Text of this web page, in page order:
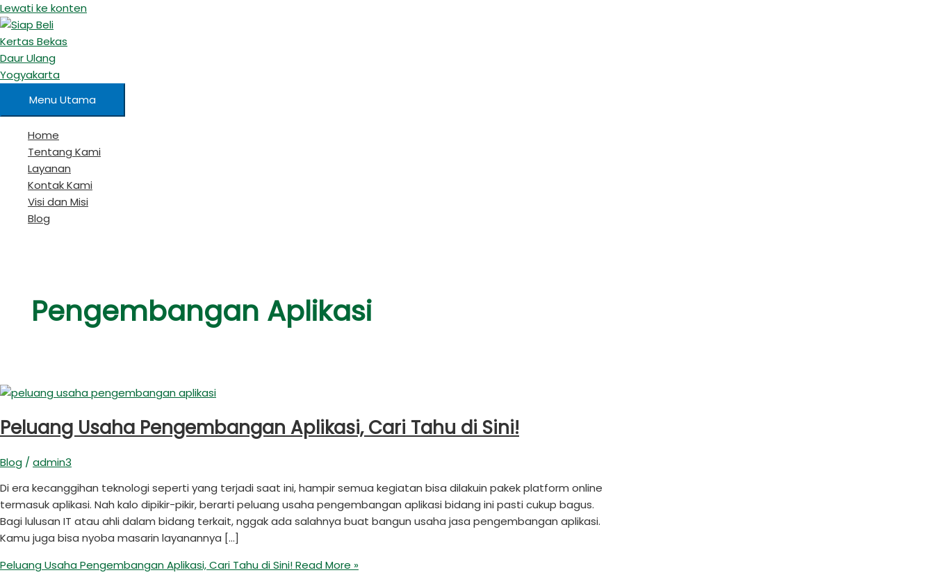
Lewati ke konten
Menu Utama
Home
Tentang Kami
Layanan
Kontak Kami
Visi dan Misi
Blog
Pengembangan Aplikasi
Peluang Usaha Pengembangan Aplikasi, Cari Tahu di Sini!
Blog /admin3
Di era kecanggihan teknologi seperti yang terjadi saat ini, hampir semua kegiatan bisa dilakuin pakek platform online
termasuk aplikasi. Nah kalo dipikir-pikir, berarti peluang usaha pengembangan aplikasi bidang ini pasti cukup bagus.
Bagi lulusan IT atau ahli dalam bidang terkait, nggak ada salahnya buat bangun usaha jasa pengembangan aplikasi.
Kamu juga bisa nyoba masarin layanannya […]
Peluang Usaha Pengembangan Aplikasi, Cari Tahu di Sini!Read More »